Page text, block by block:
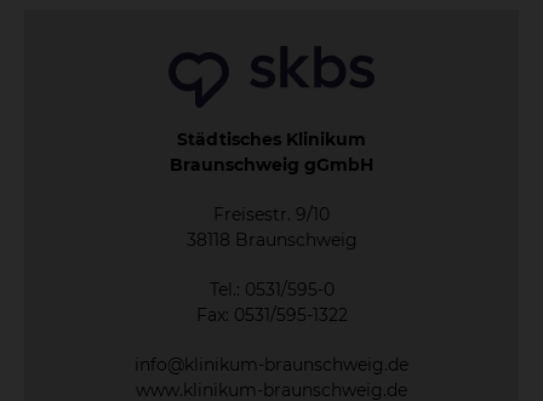
Städtisches Klinikum
Braunschweig gGmbH
Freisestr. 9/10
38118 Braunschweig
Tel.: 0531/595-0
Fax: 0531/595-1322
info@klinikum-braunschweig.de
www.klinikum-braunschweig.de